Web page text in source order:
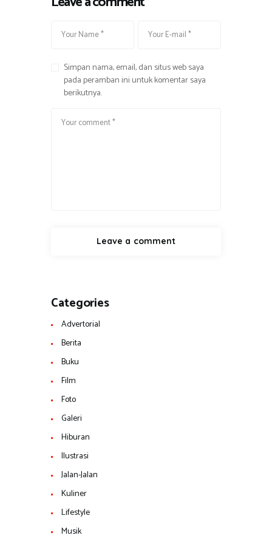
Simpan nama, email, dan situs web saya
pada peramban ini untuk komentar saya
berikutnya.
Categories
Advertorial
Berita
Buku
Film
Foto
Galeri
Hiburan
Ilustrasi
Jalan-Jalan
Kuliner
Lifestyle
Musik